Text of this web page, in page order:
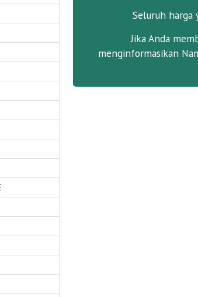
Seluruh harga
Jika Anda
menginformasikan